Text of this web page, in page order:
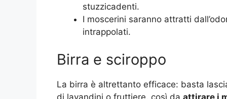
stuzzicadenti.
I moscerini saranno attratti
intrappolati.
Birra e sciroppo
La birra è altrettanto efficace: basta